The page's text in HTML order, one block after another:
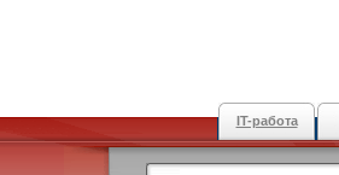
IT-работа